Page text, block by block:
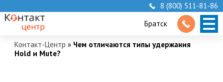
8 (800) 511-81-86
Братск
Контакт-Центр » Чем отличаются типы удержания
Hold и Mute?